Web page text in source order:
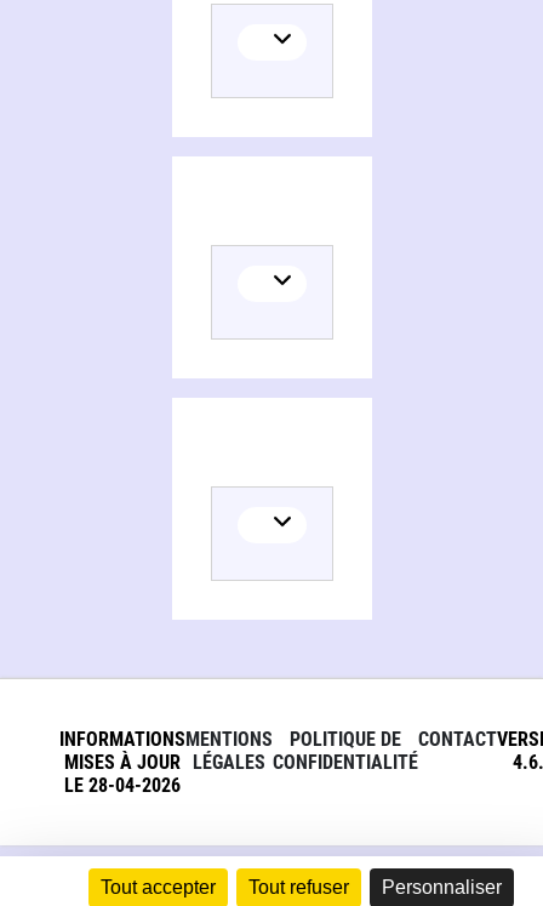
Tout accepter Tout refuser Personnaliser
INFORMATIONS
MISES À JOUR
LE 28-04-2026
MENTIONS
LÉGALES
POLITIQUE DE
CONFIDENTIALITÉ
CONTACT